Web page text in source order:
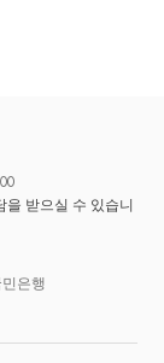
받으실 수 있습니
은행